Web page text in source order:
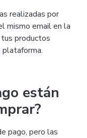
realizadas por
mismo email en la
tus productos
están
pago, pero las